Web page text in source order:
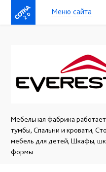
2.0 Меню сайта
Мебельная фабрика
тумбы, Спальни и кровати,
мебель для детей, Шкафы,
формы